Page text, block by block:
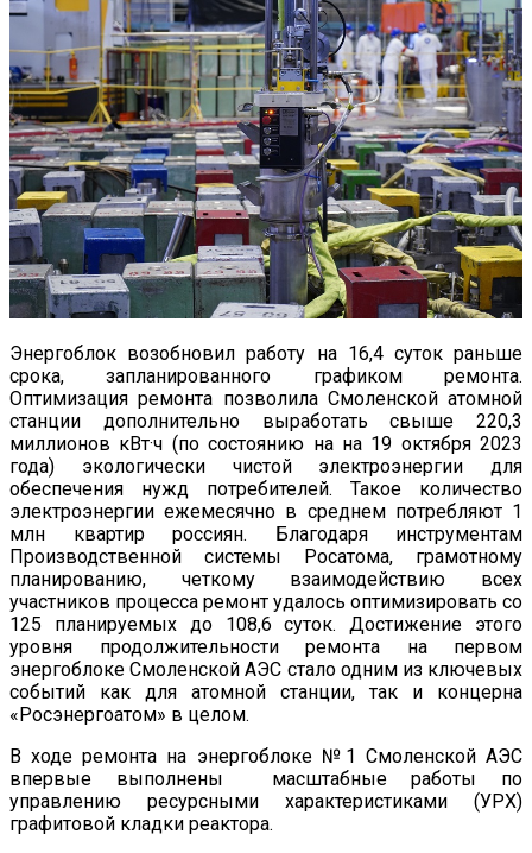
Энергоблок возобновил работу на 16,4 суток раньше
срока, запланированного графиком ремонта.
Оптимизация ремонта позволила Смоленской атомной
станции дополнительно выработать свыше 220,3
миллионов кВт·ч (по состоянию на на 19 октября 2023
года) экологически чистой электроэнергии для
обеспечения нужд потребителей. Такое количество
электроэнергии ежемесячно в среднем потребляют 1
млн квартир россиян. Благодаря инструментам
Производственной системы Росатома, грамотному
планированию, четкому взаимодействию всех
участников процесса ремонт удалось оптимизировать со
125 планируемых до 108,6 суток. Достижение этого
уровня продолжительности ремонта на первом
энергоблоке Смоленской АЭС стало одним из ключевых
событий как для атомной станции, так и концерна
«Росэнергоатом» в целом.
В ходе ремонта на энергоблоке №1 Смоленской АЭС
впервые выполнены масштабные работы по
управлению ресурсными характеристиками (УРХ)
графитовой кладки реактора.